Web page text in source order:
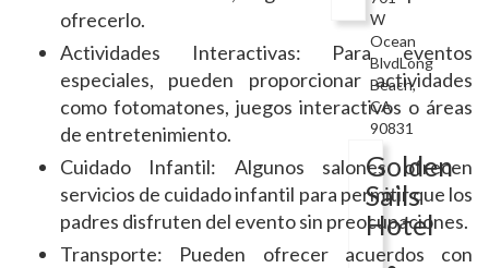
W
Ocean
BlvdLong
Beach,
CA
90831
Golden
Sails
Hotel
ofrecerlo.
Actividades Interactivas: Para eventos
especiales, pueden proporcionar actividades
como fotomatones, juegos interactivos o áreas
de entretenimiento.
Cuidado Infantil: Algunos salones ofrecen
servicios de cuidado infantil para permitir que los
padres disfruten del evento sin preocupaciones.
Transporte: Pueden ofrecer acuerdos con